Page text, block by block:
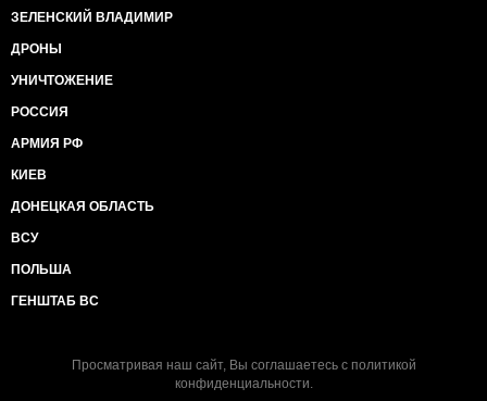
ЗЕЛЕНСКИЙ ВЛАДИМИР
ДРОНЫ
УНИЧТОЖЕНИЕ
РОССИЯ
АРМИЯ РФ
КИЕВ
ДОНЕЦКАЯ ОБЛАСТЬ
ВСУ
ПОЛЬША
ГЕНШТАБ ВС
Просматривая наш сайт, Вы соглашаетесь с политикой
конфиденциальности.